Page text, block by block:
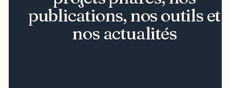
publications, nos outils et
nos actualités